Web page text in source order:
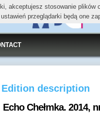
Edition description
Echo Chełmka. 2014,
akceptujesz stosowanie
ustawień przeglądarki będą one